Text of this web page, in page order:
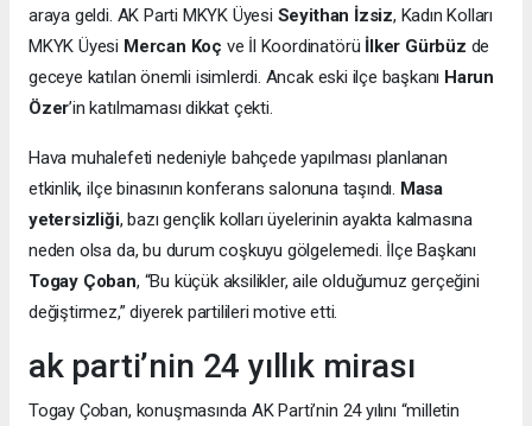
araya geldi. AK Parti MKYK Üyesi Seyithan İzsiz, Kadın Kolları
MKYK Üyesi Mercan Koç ve İl Koordinatörü İlker Gürbüz de
geceye katılan önemli isimlerdi. Ancak eski ilçe başkanı Harun
Özer’in katılmaması dikkat çekti.
Hava muhalefeti nedeniyle bahçede yapılması planlanan
etkinlik, ilçe binasının konferans salonuna taşındı. Masa
yetersizliği, bazı gençlik kolları üyelerinin ayakta kalmasına
neden olsa da, bu durum coşkuyu gölgelemedi. İlçe Başkanı
Togay Çoban, “Bu küçük aksilikler, aile olduğumuz gerçeğini
değiştirmez,” diyerek partilileri motive etti.
ak parti’nin 24 yıllık mirası
Togay Çoban, konuşmasında AK Parti’nin 24 yılını “milletin